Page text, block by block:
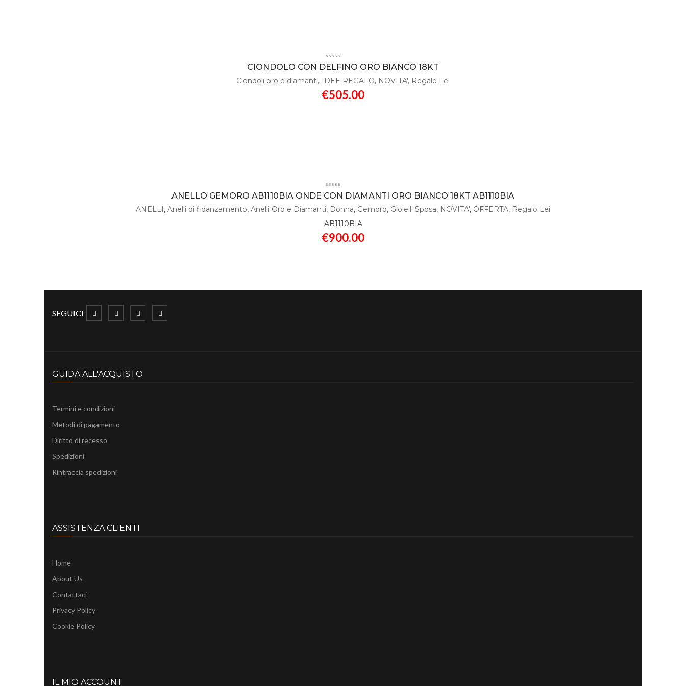
CIONDOLO CON DELFINO ORO BIANCO 18KT
Ciondoli oro e diamanti, IDEE REGALO, NOVITA', Regalo Lei
€505.00
ANELLO GEMORO AB1110BIA ONDE CON DIAMANTI ORO BIANCO 18KT AB1110BIA
ANELLI, Anelli di fidanzamento, Anelli Oro e Diamanti, Donna, Gemoro, Gioielli Sposa, NOVITA', OFFERTA, Regalo Lei
AB1110BIA
€900.00
SEGUICI
GUIDA ALL'ACQUISTO
Termini e condizioni
Metodi di pagamento
Diritto di recesso
Spedizioni
Rintraccia spedizioni
ASSISTENZA CLIENTI
Home
About Us
Contattaci
Privacy Policy
Cookie Policy
IL MIO ACCOUNT